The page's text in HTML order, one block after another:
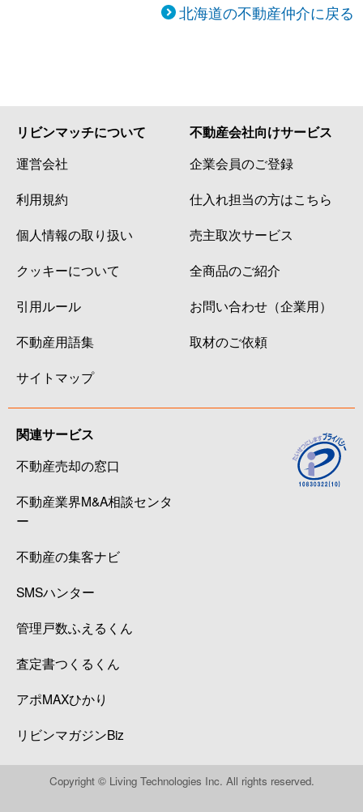
北海道の不動産仲介に戻る
リビンマッチについて
運営会社
利用規約
個人情報の取り扱い
クッキーについて
引用ルール
不動産用語集
サイトマップ
不動産会社向けサービス
企業会員のご登録
仕入れ担当の方はこちら
売主取次サービス
全商品のご紹介
お問い合わせ（企業用）
取材のご依頼
関連サービス
不動産売却の窓口
不動産業界M&A相談センタ
ー
不動産の集客ナビ
SMSハンター
管理戸数ふえるくん
査定書つくるくん
アポMAXひかり
リビンマガジンBiz
Copyright © Living Technologies Inc. All rights reserved.